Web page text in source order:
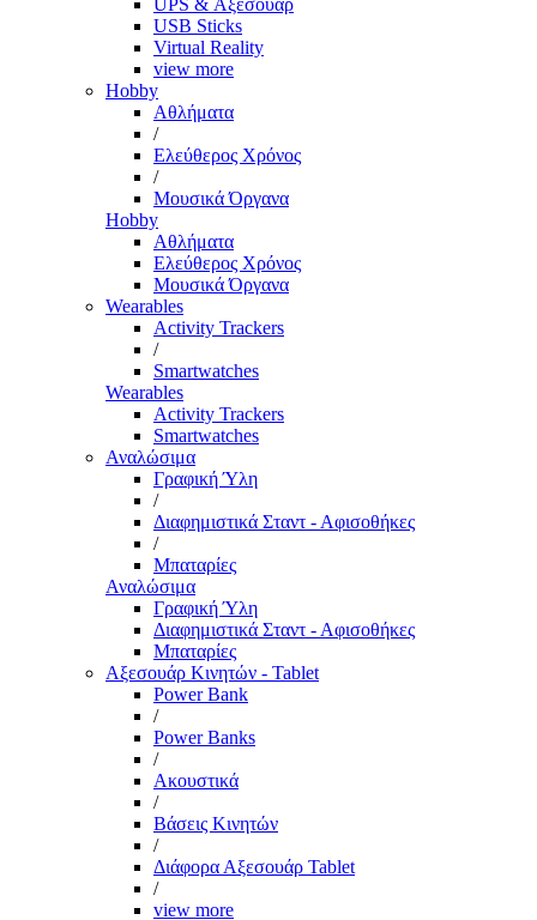
UPS & Αξεσουάρ
USB Sticks
Virtual Reality
view more
Hobby
Αθλήματα
/
Ελεύθερος Χρόνος
/
Μουσικά Όργανα
Hobby
Αθλήματα
Ελεύθερος Χρόνος
Μουσικά Όργανα
Wearables
Activity Trackers
/
Smartwatches
Wearables
Activity Trackers
Smartwatches
Αναλώσιμα
Γραφική Ύλη
/
Διαφημιστικά Σταντ - Αφισοθήκες
/
Μπαταρίες
Αναλώσιμα
Γραφική Ύλη
Διαφημιστικά Σταντ - Αφισοθήκες
Μπαταρίες
Αξεσουάρ Κινητών - Tablet
Power Bank
/
Power Banks
/
Ακουστικά
/
Βάσεις Κινητών
/
Διάφορα Αξεσουάρ Tablet
/
view more